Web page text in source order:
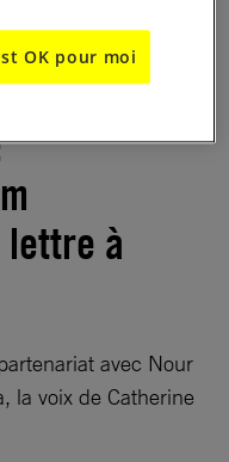
à
avec Nour
la voix de Catherine
OK pour moi